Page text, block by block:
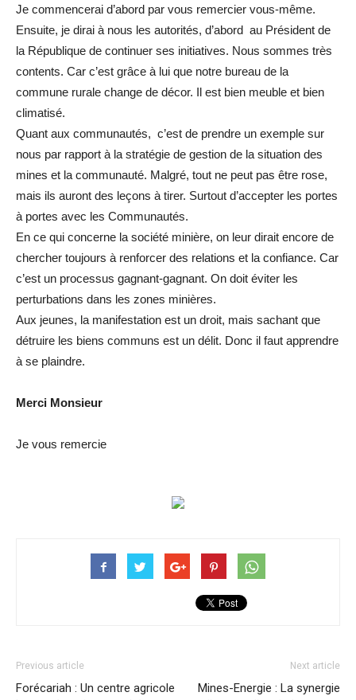
Je commencerai d’abord par vous remercier vous-même.
Ensuite, je dirai à nous les autorités, d’abord au Président de
la République de continuer ses initiatives. Nous sommes très
contents. Car c’est grâce à lui que notre bureau de la
commune rurale change de décor. Il est bien meuble et bien
climatisé.
Quant aux communautés, c’est de prendre un exemple sur
nous par rapport à la stratégie de gestion de la situation des
mines et la communauté. Malgré, tout ne peut pas être rose,
mais ils auront des leçons à tirer. Surtout d’accepter les portes
à portes avec les Communautés.
En ce qui concerne la société minière, on leur dirait encore de
chercher toujours à renforcer des relations et la confiance. Car
c’est un processus gagnant-gagnant. On doit éviter les
perturbations dans les zones minières.
Aux jeunes, la manifestation est un droit, mais sachant que
détruire les biens communs est un délit. Donc il faut apprendre
à se plaindre.
Merci Monsieur
Je vous remercie
Previous article
Forécariah : Un centre agricole
Next article
Mines-Energie : La synergie